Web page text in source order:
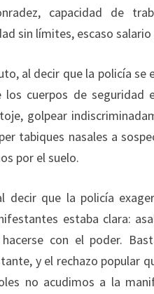
capacidad de
sin límites, escaso
al decir que la policía
cuerpos de seguridad
golpear
tabiques nasales a
por el suelo.
decir que la policía
estaba clara:
con el poder.
y el rechazo popular
no acudimos a la